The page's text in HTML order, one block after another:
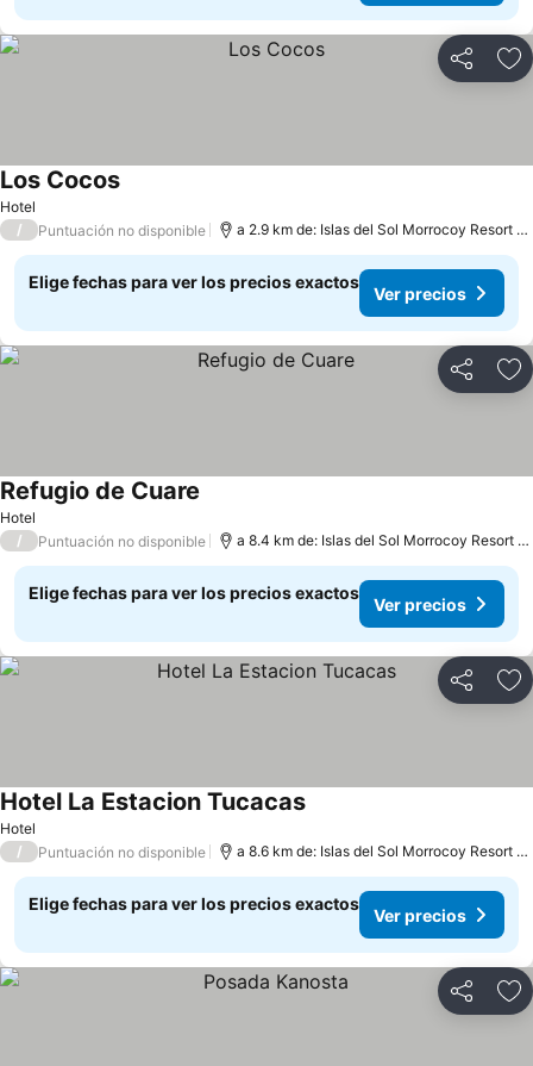
Compartir
Hotel
Los Cocos
/ Puntuación no disponible a 2.9 km de: Islas del Sol Morrocoy Resort Chichiriviche
Elige fechas para ver los precios exactos
Ver precios
Compartir
Hotel
Refugio de Cuare
/ Puntuación no disponible a 8.4 km de: Islas del Sol Morrocoy Resort Chichiriviche
Elige fechas para ver los precios exactos
Ver precios
Compartir
Hotel
Hotel La Estacion Tucacas
/ Puntuación no disponible a 8.6 km de: Islas del Sol Morrocoy Resort Chichiriviche
Elige fechas para ver los precios exactos
Ver precios
Compartir